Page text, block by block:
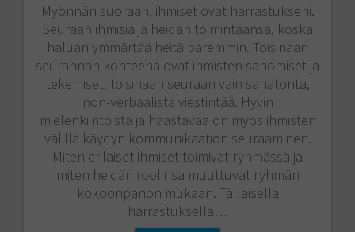
Myönnän suoraan, ihmiset ovat harrastukseni.
Seuraan ihmisiä ja heidän toimintaansa, koska
haluan ymmärtää heitä paremmin. Toisinaan
seurannan kohteena ovat ihmisten sanomiset ja
tekemiset, toisinaan seuraan vain sanatonta,
non-verbaalista viestintää. Hyvin
mielenkiintoista ja haastavaa on myös ihmisten
välillä käydyn kommunikaation seuraaminen.
Miten erilaiset ihmiset toimivat ryhmässä ja
miten heidän roolinsa muuttuvat ryhmän
kokoonpanon mukaan. Tällaisella
harrastuksella…